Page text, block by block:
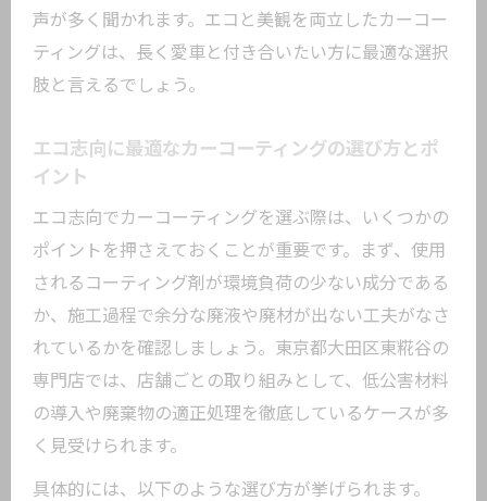
ーティング
カーコーティングを通じた愛車の資産価値維
持法
カーコーティングで高める愛車の資産価
値とエコ効果
東京都大田区東糀谷で資産価値を守るコ
ーティング法
エコなカーコーティング施工で売却時の
メリット増加
長期間美観を保つためのコーティング選
びの基準
愛車の価値維持に役立つエコ対応コーテ
声が多く聞かれます。エコと美観を両立したカーコー
ティングは、長く愛車と付き合いたい方に最適な選択
肢と言えるでしょう。
エコ志向に最適なカーコーティングの選び方とポ
イント
エコ志向でカーコーティングを選ぶ際は、いくつかの
ポイントを押さえておくことが重要です。まず、使用
されるコーティング剤が環境負荷の少ない成分である
か、施工過程で余分な廃液や廃材が出ない工夫がなさ
れているかを確認しましょう。東京都大田区東糀谷の
専門店では、店舗ごとの取り組みとして、低公害材料
の導入や廃棄物の適正処理を徹底しているケースが多
く見受けられます。
具体的には、以下のような選び方が挙げられます。